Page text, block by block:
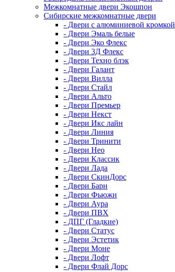
Межкомнатные двери Экошпон
Сибирские межкомнатные двери
- Двери с алюминиевой кромкой
- Двери Эмаль белые
- Двери Эко Флекс
- Двери 3Д Флекс
- Двери Техно блэк
- Двери Галант
- Двери Вилла
- Двери Стайл
- Двери Альто
- Двери Премьер
- Двери Некст
- Двери Икс лайн
- Двери Линия
- Двери Тринити
- Двери Нео
- Двери Классик
- Двери Лада
- Двери СкинДорс
- Двери Барн
- Двери Фьюжн
- Двери Аура
- Двери ПВХ
- ДПГ (Гладкие)
- Двери Статус
- Двери Эстетик
- Двери Моне
- Двери Лофт
- Двери Флай Дорс